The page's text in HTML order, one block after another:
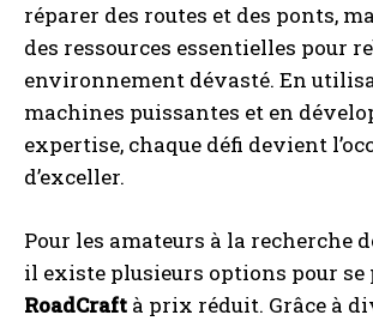
réparer des routes et des ponts,
des ressources essentielles pour
environnement dévasté. En
machines puissantes et en
expertise, chaque défi devient
d’exceller.
Pour les amateurs à la recherche
il existe plusieurs options pour se
RoadCraft à prix réduit. Grâce à